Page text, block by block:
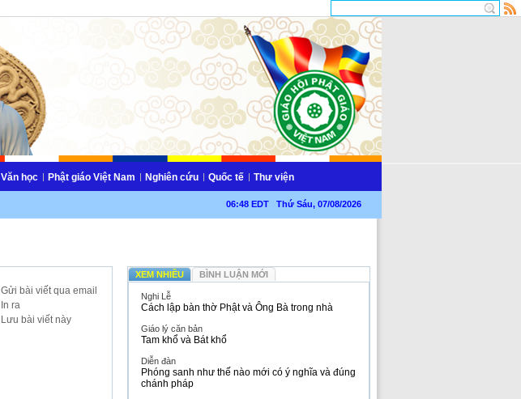
Văn học Phật giáo Việt Nam Nghiên cứu Quốc tế Thư viện
06:48 EDT Thứ Sáu, 07/08/2026
Gửi bài viết qua email
In ra
Lưu bài viết này
XEM NHIỀU BÌNH LUẬN MỚI
Nghi Lễ
Cách lập bàn thờ Phật và Ông Bà trong nhà
Giáo lý căn bản
Tam khổ và Bát khổ
Diễn đàn
Phóng sanh như thế nào mới có ý nghĩa và đúng
chánh pháp